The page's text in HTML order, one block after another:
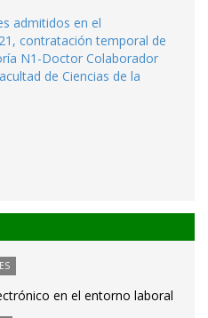
admitidos en el
contratación temporal de
N1-Doctor Colaborador
de Ciencias de la
en el entorno laboral